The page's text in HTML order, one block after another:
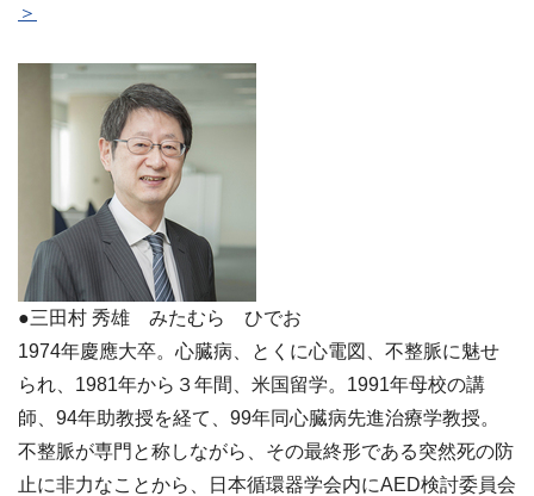
＞
●三田村 秀雄 みたむら ひでお
1974年慶應大卒。心臓病、とくに心電図、不整脈に魅せ
られ、1981年から３年間、米国留学。1991年母校の講
師、94年助教授を経て、99年同心臓病先進治療学教授。
不整脈が専門と称しながら、その最終形である突然死の防
止に非力なことから、日本循環器学会内にAED検討委員会